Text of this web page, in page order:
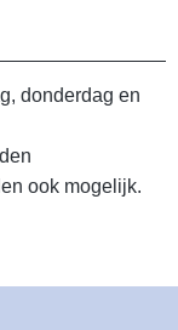
donderdag en
ook mogelijk.